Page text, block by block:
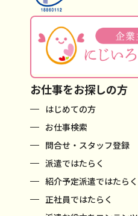
お仕事をお探しの方
はじめての方
お仕事検索
問合せ・スタッフ登録
派遣ではたらく
紹介予定派遣ではたらく
正社員ではたらく